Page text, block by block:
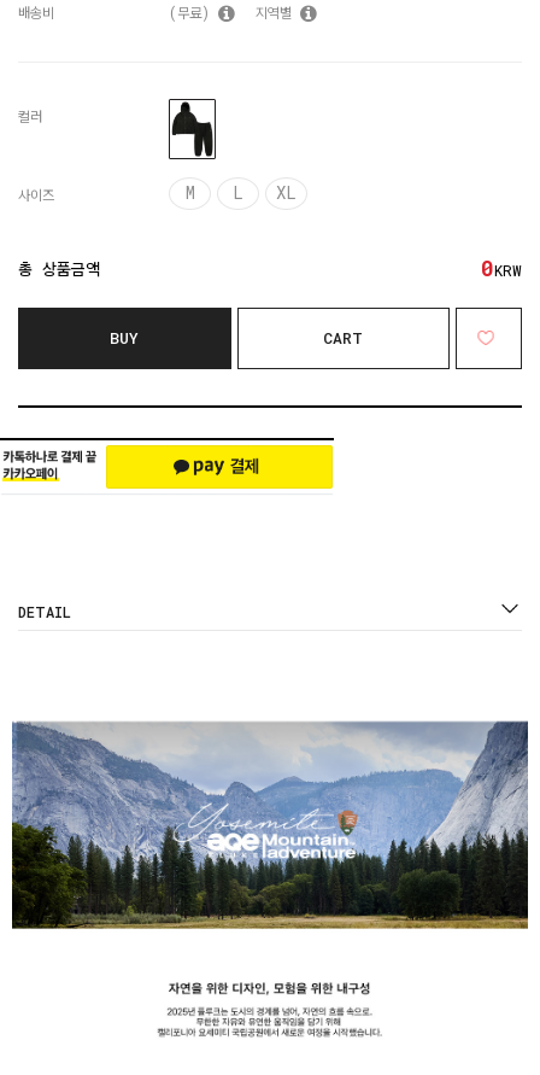
배송비 (무료) 지역별
컬러
사이즈 M L XL
총 상품금액 0KRW
BUY CART
DETAIL